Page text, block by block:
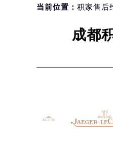
天津
上海
盐
泰州
宁
当前位置： 积家售后
成都